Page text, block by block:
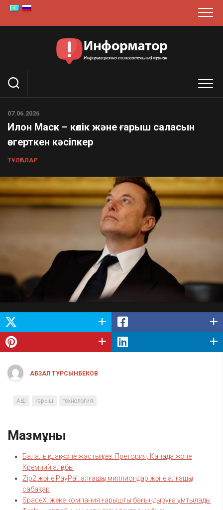
Skip
content
07.06.2026
Илон Маск – көлік және ғарыш саласын
өзгерткен кәсіпкер
ТҰЛҒАЛАР
АБЗАЛ ТУРСЫНБЕКОВ
АҚШ ғарыш технология
Мазмұны
Балалық шақ және жастық кез: Претория, Канада және
Кремний алқабы
Zip2 және PayPal: алғашқы миллиондар және алғашқы
сабақтар
SpaceX: жеке компания ғарышты бағындыруға ұмтылады